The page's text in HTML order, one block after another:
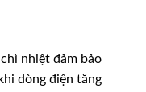
nhiệt đảm bảo
dòng điện tăng